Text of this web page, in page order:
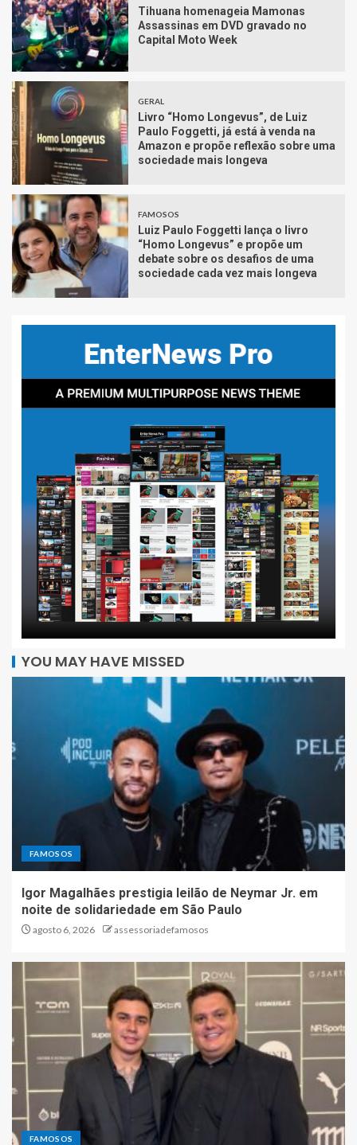
Tihuana homenageia Mamonas
Assassinas em DVD gravado no
Capital Moto Week
GERAL
Livro “Homo Longevus”, de Luiz
Paulo Foggetti, já está à venda na
Amazon e propõe reflexão sobre uma
sociedade mais longeva
FAMOSOS
Luiz Paulo Foggetti lança o livro
“Homo Longevus” e propõe um
debate sobre os desafios de uma
sociedade cada vez mais longeva
YOU MAY HAVE MISSED
FAMOSOS
Igor Magalhães prestigia leilão de Neymar Jr. em
noite de solidariedade em São Paulo
agosto 6, 2026 assessoriadefamosos
FAMOSOS